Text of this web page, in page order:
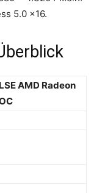
5.0 x16.
AMD Radeon